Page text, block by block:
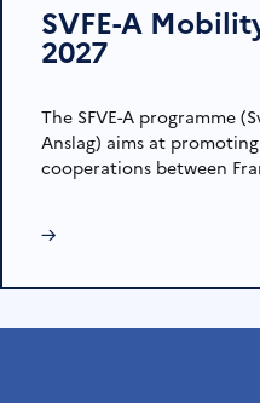
SVFE-A
2027
The SFVE-A programme
Anslag) aims at
cooperations between
→